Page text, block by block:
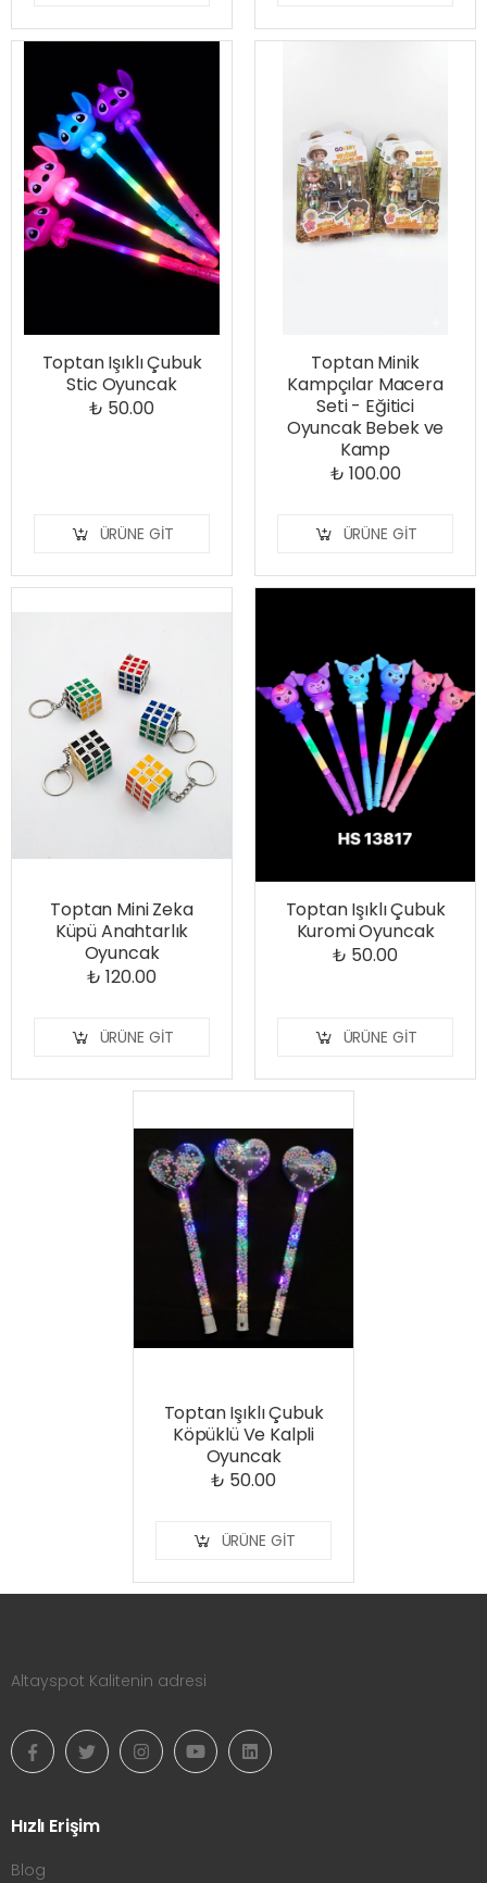
Toptan Işıklı Çubuk
Stic Oyuncak
₺ 50.00
ÜRÜNE GIT
Toptan Minik
Kampçılar Macera
Seti - Eğitici
Oyuncak Bebek ve
Kamp
₺ 100.00
ÜRÜNE GIT
Toptan Mini Zeka
Küpü Anahtarlık
Oyuncak
₺ 120.00
ÜRÜNE GIT
Toptan Işıklı Çubuk
Kuromi Oyuncak
₺ 50.00
ÜRÜNE GIT
Toptan Işıklı Çubuk
Köpüklü Ve Kalpli
Oyuncak
₺ 50.00
ÜRÜNE GIT
Altayspot Kalitenin adresi
Hızlı Erişim
Blog